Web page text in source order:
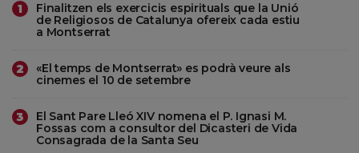
1
Finalitzen els exercicis espirituals que la Unió
de Religiosos de Catalunya ofereix cada estiu
a Montserrat
2
«El temps de Montserrat» es podrà veure als
cinemes el 10 de setembre
3
El Sant Pare Lleó XIV nomena el P. Ignasi M.
Fossas com a consultor del Dicasteri de Vida
Consagrada de la Santa Seu